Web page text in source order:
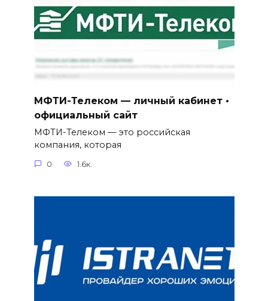
МФТИ-Телеком — личный кабинет •
официальный сайт
МФТИ-Телеком — это российская
компания, которая
0 1.6к.